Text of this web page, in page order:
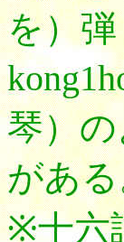
を）
琴）
があ
※十六